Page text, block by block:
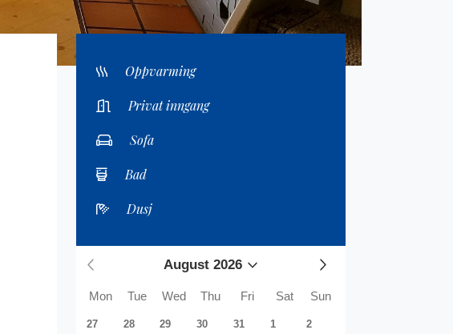
Oppvarming
Privat inngang
Sofa
Bad
Dusj